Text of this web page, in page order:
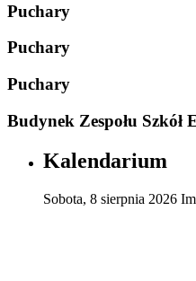
Puchary
Puchary
Puchary
Budynek Zespołu Szkół
Kalendarium
Sobota, 8 sierpnia 2026